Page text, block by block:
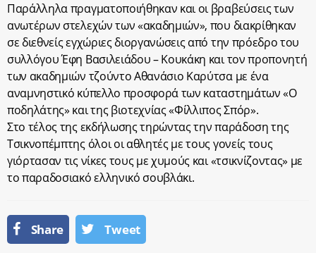
Παράλληλα πραγματοποιήθηκαν και οι βραβεύσεις των
ανωτέρων στελεχών των «ακαδημιών», που διακρίθηκαν
σε διεθνείς εγχώριες διοργανώσεις από την πρόεδρο του
συλλόγου Έφη Βασιλειάδου – Κουκάκη και τον προπονητή
των ακαδημιών τζούντο Αθανάσιο Καρύτσα με ένα
αναμνηστικό κύπελλο προσφορά των καταστημάτων «Ο
ποδηλάτης» και της βιοτεχνίας «Φίλλιπος Σπόρ».
Στο τέλος της εκδήλωσης τηρώντας την παράδοση της
Τσικνοπέμπτης όλοι οι αθλητές με τους γονείς τους
γιόρτασαν τις νίκες τους με χυμούς και «τσικνίζοντας» με
το παραδοσιακό ελληνικό σουβλάκι.
Share Tweet